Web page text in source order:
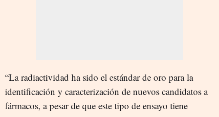
“La radiactividad ha sido el estándar de oro para la
identificación y caracterización de nuevos candidatos a
fármacos, a pesar de que este tipo de ensayo tiene